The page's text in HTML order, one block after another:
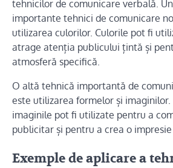
tehnicilor de comunicare verbală.
importante tehnici de comunicare
utilizarea culorilor. Culorile pot fi
atrage atenția publicului țintă și
atmosferă specifică.
O altă tehnică importantă de
este utilizarea formelor și imaginilor.
imaginile pot fi utilizate pentru a
publicitar și pentru a crea o
Exemple de aplicare a